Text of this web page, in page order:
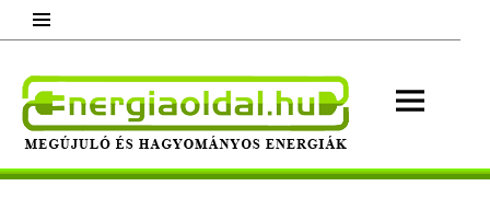
content
Megújuló és hagyományos energiák.